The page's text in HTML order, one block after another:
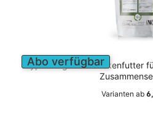
Abo verfügbar
Hypoallergenes Trockenfutter
Varianten ab